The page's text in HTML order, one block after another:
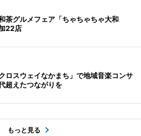
茶グルメフェア「ちゃちゃちゃ大和
22店
ロスウェイなかまち」で地域音楽コンサ
超えたつながりを
もっと見る